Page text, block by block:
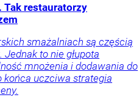
Tak restauratorzy
smażalniach są częścią
to nie głupota
mnożenia i dodawania do
końca uczciwa strategia